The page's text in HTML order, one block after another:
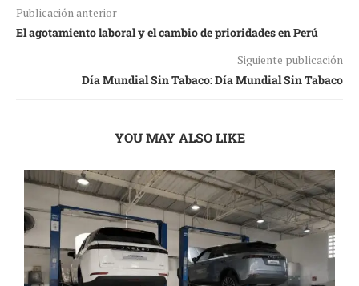
Publicación anterior
El agotamiento laboral y el cambio de prioridades en Perú
Siguiente publicación
Día Mundial Sin Tabaco: Día Mundial Sin Tabaco
YOU MAY ALSO LIKE